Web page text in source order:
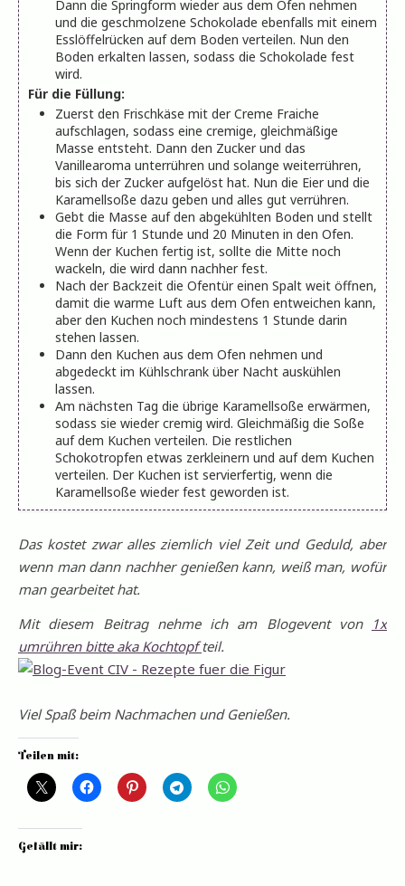
Dann die Springform wieder aus dem Ofen nehmen
und die geschmolzene Schokolade ebenfalls mit einem
Esslöffelrücken auf dem Boden verteilen. Nun den
Boden erkalten lassen, sodass die Schokolade fest
wird.
Für die Füllung:
Zuerst den Frischkäse mit der Creme Fraiche
aufschlagen, sodass eine cremige, gleichmäßige
Masse entsteht. Dann den Zucker und das
Vanillearoma unterrühren und solange weiterrühren,
bis sich der Zucker aufgelöst hat. Nun die Eier und die
Karamellsoße dazu geben und alles gut verrühren.
Gebt die Masse auf den abgekühlten Boden und stellt
die Form für 1 Stunde und 20 Minuten in den Ofen.
Wenn der Kuchen fertig ist, sollte die Mitte noch
wackeln, die wird dann nachher fest.
Nach der Backzeit die Ofentür einen Spalt weit öffnen,
damit die warme Luft aus dem Ofen entweichen kann,
aber den Kuchen noch mindestens 1 Stunde darin
stehen lassen.
Dann den Kuchen aus dem Ofen nehmen und
abgedeckt im Kühlschrank über Nacht auskühlen
lassen.
Am nächsten Tag die übrige Karamellsoße erwärmen,
sodass sie wieder cremig wird. Gleichmäßig die Soße
auf dem Kuchen verteilen. Die restlichen
Schokotropfen etwas zerkleinern und auf dem Kuchen
verteilen. Der Kuchen ist servierfertig, wenn die
Karamellsoße wieder fest geworden ist.
Das kostet zwar alles ziemlich viel Zeit und Geduld, aber
wenn man dann nachher genießen kann, weiß man, wofür
man gearbeitet hat.
Mit diesem Beitrag nehme ich am Blogevent von 1x
umrühren bitte aka Kochtopfteil.
Viel Spaß beim Nachmachen und Genießen.
Teilen mit:
Gefällt mir: